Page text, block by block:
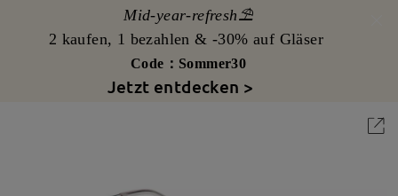
Mid-year-refresh⛱️
2 kaufen, 1 bezahlen & -30% auf Gläser
Code：Sommer30
Jetzt entdecken >